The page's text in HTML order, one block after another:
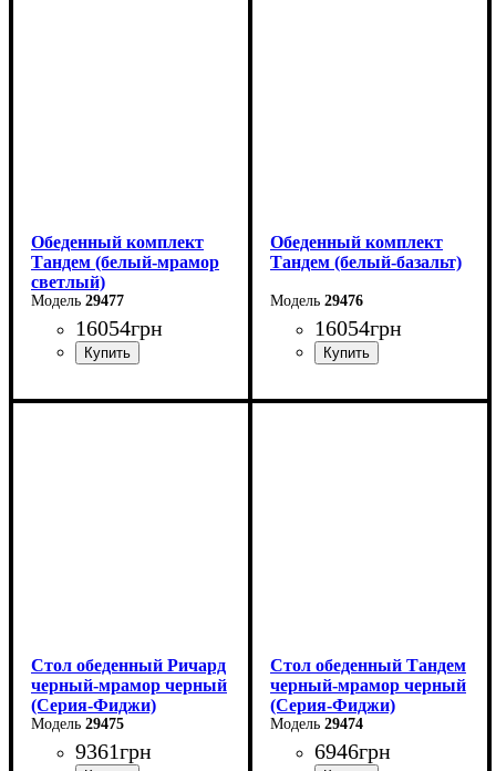
Обеденный комплект
Тандем (белый-мрамор
светлый)
29477
16054грн
Обеденный комплект
Тандем (белый-базальт)
29476
16054грн
Стол обеденный Ричард
черный-мрамор черный
(Серия-Фиджи)
29475
9361грн
Стол обеденный Тандем
черный-мрамор черный
(Серия-Фиджи)
29474
6946грн